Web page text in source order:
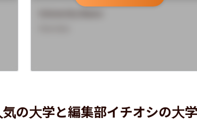
気の大学と編集部イチオシの大